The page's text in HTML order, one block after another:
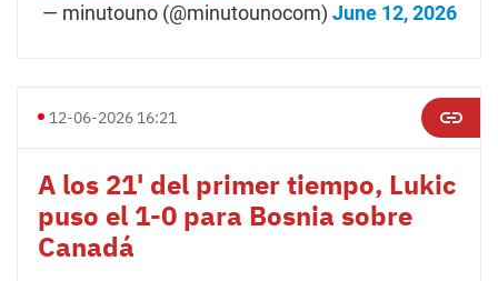
— minutouno (@minutounocom) June 12, 2026
12-06-2026 16:21
A los 21' del primer tiempo, Lukic
puso el 1-0 para Bosnia sobre
Canadá